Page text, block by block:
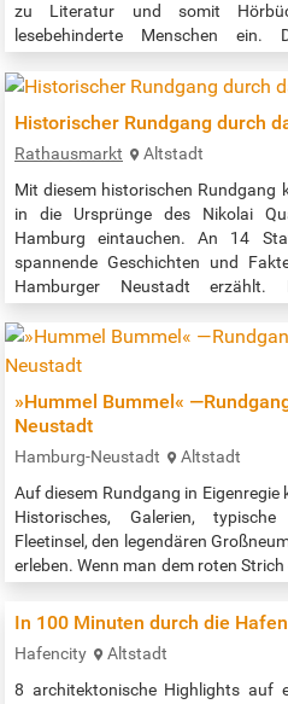
zu Literatur und somit
lesebehinderte Menschen ein.
kurz »DAISY« gewährleistet. Der
16:00 Uhr,…
Historischer Rundgang durch
Rathausmarkt
Altstadt
Mit diesem historischen Rundgang
in die Ursprünge des Nikolai
Hamburg eintauchen. An 14
spannende Geschichten und
Hamburger Neustadt
wird die Geschichte lebendig.
Rathausmarkt. Der Rundgang…
»Hummel Bummel«
Neustadt
Hamburg-Neustadt
Altstadt
Auf diesem Rundgang in Eigenregie
Historisches, Galerien,
Fleetinsel, den legendären
erleben. Wenn man dem roten
aufregende Quartier der
eigentlich Hamburger Altstadt
die…
In 100 Minuten durch die
Hafencity
Altstadt
8 architektonische Highlights auf